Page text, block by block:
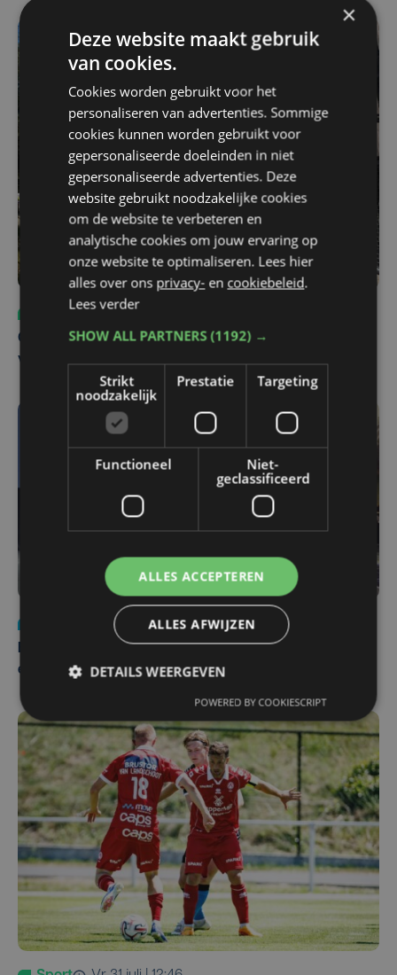
Sport
ma 3 augustus | 17:39
Champions League leeft in Oostende: lange wachtrij
voor tickets Union - Bodø/Glimt
za 1 augustus | 22:36
Belgisch Solar Team met West-Vlamingen wint voor
eerst in VS
×
Deze website maakt gebruik
van cookies.
Cookies worden gebruikt voor het
personaliseren van advertenties. Sommige
cookies kunnen worden gebruikt voor
gepersonaliseerde doeleinden in niet
gepersonaliseerde advertenties. Deze
website gebruikt noodzakelijke cookies
om de website te verbeteren en
analytische cookies om jouw ervaring op
onze website te optimaliseren. Lees hier
alles over ons privacy- en cookiebeleid.
Lees verder
SHOW ALL PARTNERS(1192) →
Strikt
noodzakelijk
Prestatie Targeting
Functioneel
Niet-
geclassificeerd
ALLES ACCEPTEREN
ALLES AFWIJZEN
DETAILS WEERGEVEN
POWERED BY COOKIESCRIPT